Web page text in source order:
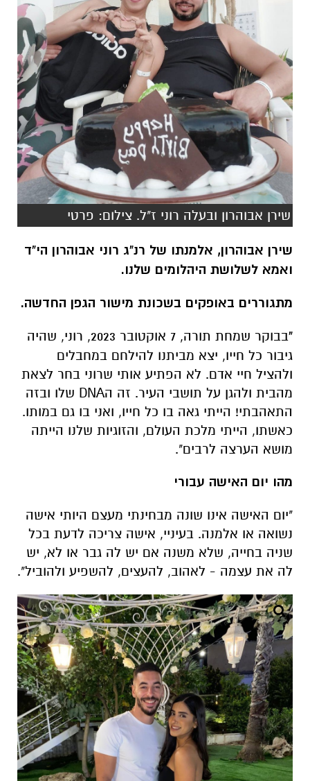
שירן אבוהרון ובעלה רוני ז"ל. צילום: פרטי
שירן אבוהרון, אלמנתו של רנ"ג רוני אבוהרון הי"ד
ואמא לשלושת היהלומים שלנו.
"
ולהציל חיי אדם. לא הפתיע אותי שרוני בחר לצאת
התאהבתי! הייתי גאה בו כל חייו, ואני בו גם במותו.
כאשתו, הייתי מלכת העולם, והזוגיות שלנו הייתה
מושא הערצה לרבים".
מהו יום האישה עבורי
"יום האישה אינו שונה מבחינתי מעצם היותי אישה
שניה בחייה, שלא משנה אם יש לה גבר או לא, יש